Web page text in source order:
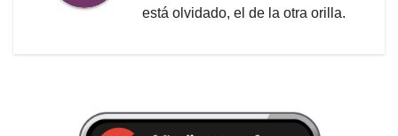
está olvidado, el de la otra orilla.